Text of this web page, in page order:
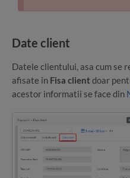
Date client
Datele clientului, asa cum se
afisate in Fisa clientdoar
acestor informatii se face din